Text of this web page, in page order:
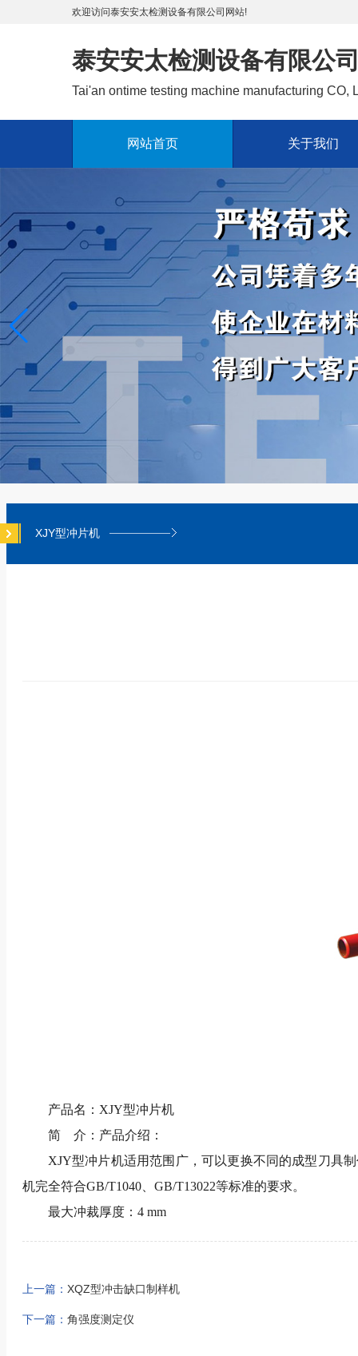
欢迎访问泰安安太检测设备有限公司网站!
泰安安太检测设备有限公
Tai'an ontime testing machine manufacturing CO,
网站首页 关于我们
XJY型冲片机
产品名：XJY型冲片机
简 介：产品介绍：
XJY型冲片机适用范围广，可以更换不同的成型刀具制
机完全符合GB/T1040、GB/T13022等标准的要求。
最大冲裁厚度：4 mm
上一篇： XQZ型冲击缺口制样机
下一篇： 角强度测定仪